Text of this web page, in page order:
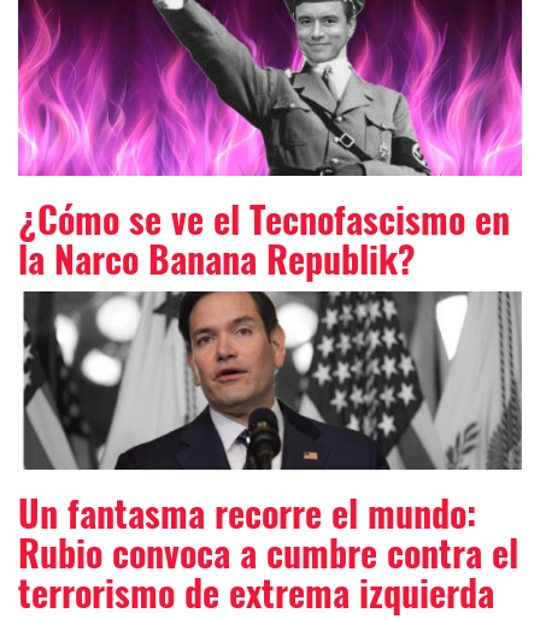
¿Cómo se ve el Tecnofascismo en
la Narco Banana Republik?
Un fantasma recorre el mundo:
Rubio convoca a cumbre contra el
terrorismo de extrema izquierda